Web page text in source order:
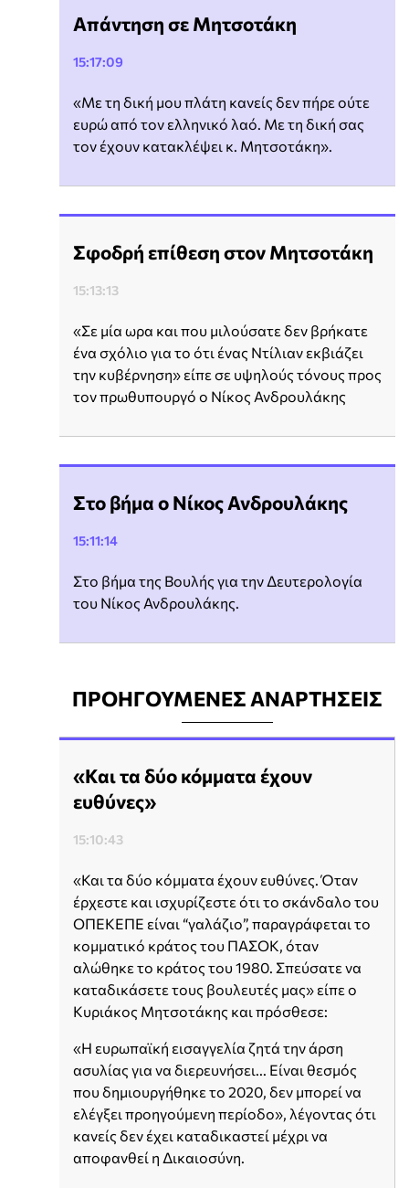
Απάντηση σε Μητσοτάκη
15:17:09
«Με τη δική μου πλάτη κανείς δεν πήρε ούτε
ευρώ από τον ελληνικό λαό. Με τη δική σας
τον έχουν κατακλέψει κ. Μητσοτάκη».
Σφοδρή επίθεση στον Μητσοτάκη
15:13:13
«Σε μία ωρα και που μιλούσατε δεν βρήκατε
ένα σχόλιο για το ότι ένας Ντίλιαν εκβιάζει
την κυβέρνηση» είπε σε υψηλούς τόνους προς
τον πρωθυπουργό ο Νίκος Ανδρουλάκης
Στο βήμα ο Νίκος Ανδρουλάκης
15:11:14
Στο βήμα της Βουλής για την Δευτερολογία
του Νίκος Ανδρουλάκης.
ΠΡΟΗΓΟΥΜΕΝΕΣ ΑΝΑΡΤΗΣΕΙΣ
«Και τα δύο κόμματα έχουν
ευθύνες»
15:10:43
«Και τα δύο κόμματα έχουν ευθύνες. Όταν
έρχεστε και ισχυρίζεστε ότι το σκάνδαλο του
ΟΠΕΚΕΠΕ είναι “γαλάζιο”, παραγράφεται το
κομματικό κράτος του ΠΑΣΟΚ, όταν
αλώθηκε το κράτος του 1980. Σπεύσατε να
καταδικάσετε τους βουλευτές μας» είπε ο
Κυριάκος Μητσοτάκης και πρόσθεσε:
«Η ευρωπαϊκή εισαγγελία ζητά την άρση
ασυλίας για να διερευνήσει... Είναι θεσμός
που δημιουργήθηκε το 2020, δεν μπορεί να
ελέγξει προηγούμενη περίοδο», λέγοντας ότι
κανείς δεν έχει καταδικαστεί μέχρι να
αποφανθεί η Δικαιοσύνη.